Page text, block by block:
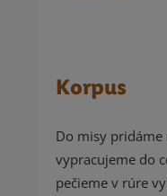
Korpus
Do misy
vypracujeme do
pečieme v rúre